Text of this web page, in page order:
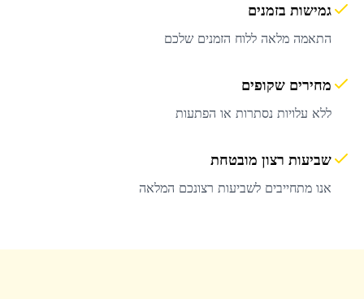
גמישות בזמנים
התאמה מלאה ללוח הזמנים שלכם
מחירים שקופים
ללא עלויות נסתרות או הפתעות
שביעות רצון מובטחת
אנו מתחייבים לשביעות רצונכם המלאה